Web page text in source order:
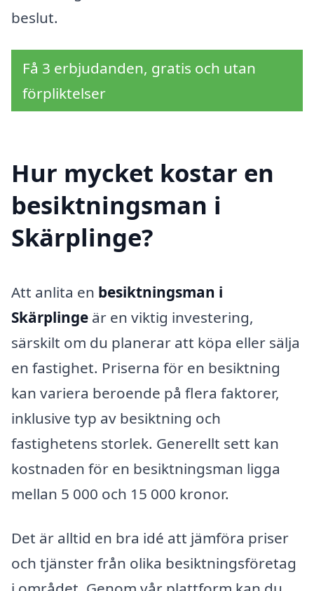
beslut.
Få 3 erbjudanden, gratis och utan
förpliktelser
Hur mycket kostar en
besiktningsman i
Skärplinge?
Att anlita en besiktningsman i
Skärplinge är en viktig investering,
särskilt om du planerar att köpa eller sälja
en fastighet. Priserna för en besiktning
kan variera beroende på flera faktorer,
inklusive typ av besiktning och
fastighetens storlek. Generellt sett kan
kostnaden för en besiktningsman ligga
mellan 5 000 och 15 000 kronor.
Det är alltid en bra idé att jämföra priser
och tjänster från olika besiktningsföretag